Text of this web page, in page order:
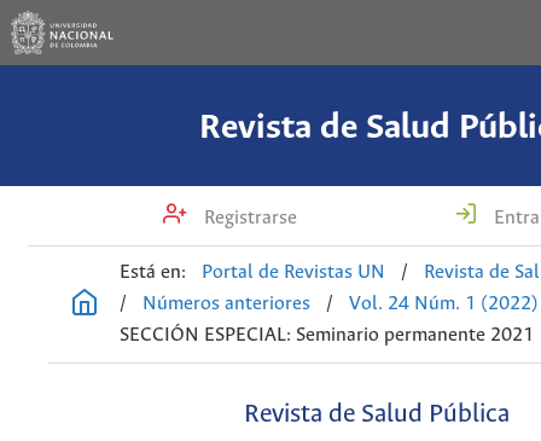
Revista de Salud
Registrarse
Está en: Portal de Revistas UN /
Revista de
/
Números anteriores /
Vol. 24 Núm. 1 (2022)
SECCIÓN ESPECIAL: Seminario permanente 2021
Revista de Salud Pública